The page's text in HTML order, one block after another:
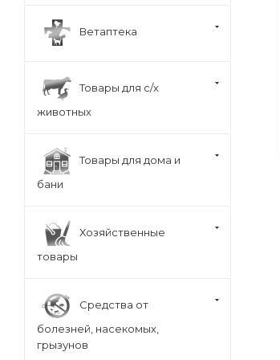
Ветаптека
Товары для с/х
животных
Товары для дома и
бани
Хозяйственные
товары
Средства от
болезней, насекомых,
грызунов